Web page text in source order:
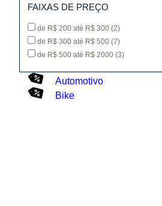
FAIXAS DE PREÇO
de R$ 200 até R$ 300 (2)
de R$ 300 até R$ 500 (7)
de R$ 500 até R$ 2000 (3)
Automotivo
Bike